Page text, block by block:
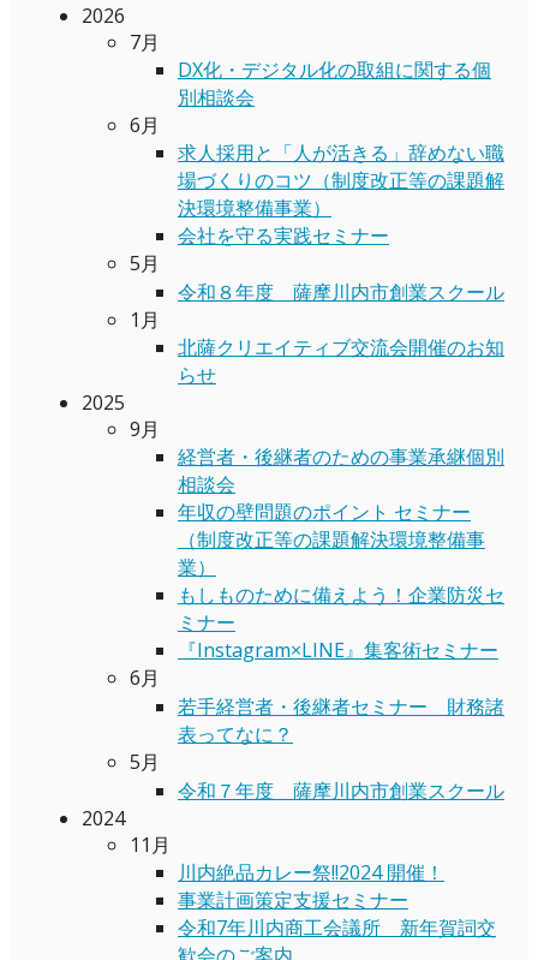
2026
7月
DX化・デジタル化の取組に関する個
別相談会
6月
求人採用と「人が活きる」辞めない職
場づくりのコツ（制度改正等の課題解
決環境整備事業）
会社を守る実践セミナー
5月
令和８年度 薩摩川内市創業スクール
1月
北薩クリエイティブ交流会開催のお知
らせ
2025
9月
経営者・後継者のための事業承継個別
相談会
年収の壁問題のポイント セミナー
（制度改正等の課題解決環境整備事
業）
もしものために備えよう！企業防災セ
ミナー
『Instagram×LINE』集客術セミナー
6月
若手経営者・後継者セミナー 財務諸
表ってなに？
5月
令和７年度 薩摩川内市創業スクール
2024
11月
川内絶品カレー祭!!2024 開催！
事業計画策定支援セミナー
令和7年川内商工会議所 新年賀詞交